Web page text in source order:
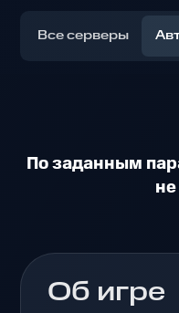
Все серверы
По заданным
Об игре